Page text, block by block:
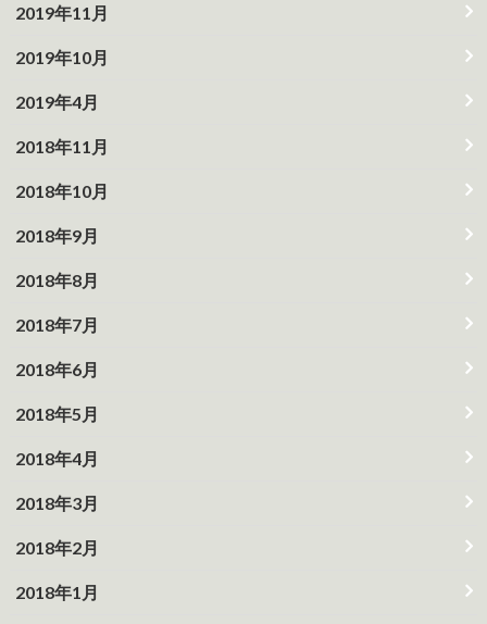
2019年11月
2019年10月
2019年4月
2018年11月
2018年10月
2018年9月
2018年8月
2018年7月
2018年6月
2018年5月
2018年4月
2018年3月
2018年2月
2018年1月